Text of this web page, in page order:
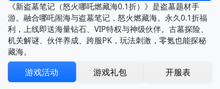
《新盗墓笔记（怒火哪吒燃藏海0.1折）》是盗墓题材手
游。融合哪吒闹海与盗墓笔记，怒火燃藏海。永久0.1折福
利，上线即送海量钻石、VIP特权与神级伙伴。古墓探险、
机关解谜、伙伴养成、跨服PK，玩法刺激，零氪也能探秘
藏海。
游戏活动 游戏礼包 开服表